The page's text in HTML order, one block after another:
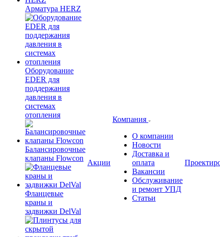
Арматура HERZ
Оборудование
EDER для
поддержания
давления в
системах
отопления
Балансировочные
клапаны Flowcon
Фланцевые
краны и
задвижки DelVal
Акции
Компания
О компании
Новости
Доставка и
оплата
Вакансии
Обслуживание
и ремонт УПД
Статьи